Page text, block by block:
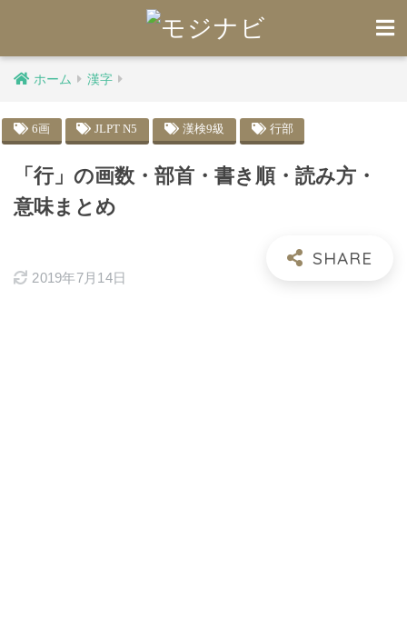
ホーム 漢字
6画 JLPT N5 漢検9級 行部
「行」の画数・部首・書き順・読み方・
意味まとめ
2019年7月14日